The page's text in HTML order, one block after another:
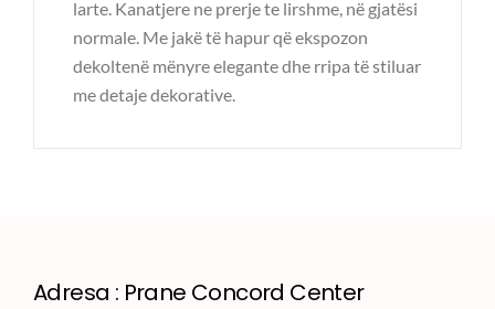
larte. Kanatjere ne prerje te lirshme, në gjatësi
normale. Me jakë të hapur që ekspozon
dekoltenë mënyre elegante dhe rripa të stiluar
me detaje dekorative.
Adresa : Prane Concord Center